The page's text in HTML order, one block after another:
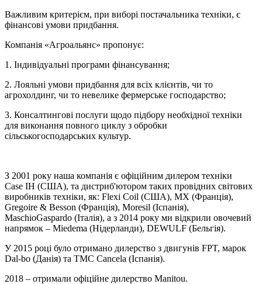
Важливим критерієм, при виборі постачальника техніки, є
фінансові умови придбання.
Компанія «Агроальянс» пропонує:
1. Індивідуальні програми фінансування;
2. Лояльні умови придбання для всіх клієнтів, чи то
агрохолдинг, чи то невелике фермерське господарство;
3. Консалтингові послуги щодо підбору необхідної техніки
для виконання повного циклу з обробки
сільськогосподарських культур.
З 2001 року наша компанія є офіційним дилером техніки
Case IH (США), та дистриб'ютором таких провідних світових
виробників техніки, як: Flexi Coil (США), MX (Франція),
Gregoire & Besson (Франція), Moresil (Іспанія),
MaschioGaspardo (Італія), а з 2014 року ми відкрили овочевий
напрямок – Miedema (Нідерланди), DEWULF (Бельгія).
У 2015 році було отримано дилерство з двигунів FPT, марок
Dal-bo (Данія) та TMC Сancela (Іспанія).
2018 – отримали офіційне дилерство Manitou.